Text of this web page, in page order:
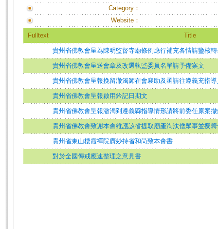
Category：
Website：
Fulltext Title
貴州省佛教會呈為陳明監督寺廟條例應行補充各情請鑒核
貴州省佛教會呈送會章及改選執監委員名單請予備案文
貴州省佛教會呈報挽留澈濁師在會襄助及函請往遵義充指
貴州省佛教會呈報啟用鈐記日期文
貴州省佛教會呈報澈濁到遵義縣指導情形請將前委任原案
貴州省佛教會致謝本會維護該省提取廟產淘汰僧眾事並擬
貴州省東山棲霞禪院廣妙持省和尚致本會書
對於全國傳戒應速整理之意見書